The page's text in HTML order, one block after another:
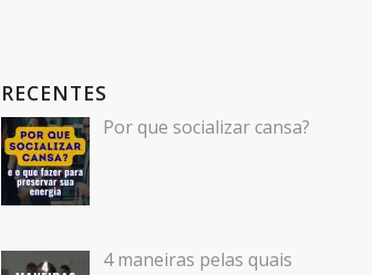
RECENTES
Por que socializar cansa?
4 maneiras pelas quais